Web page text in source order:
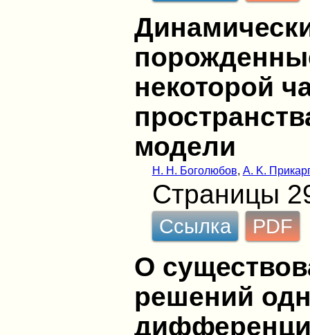
некоторой
модели
Н. Н. Боголюбов, А. K.
Страницы
Ссылка PDF
О
решений